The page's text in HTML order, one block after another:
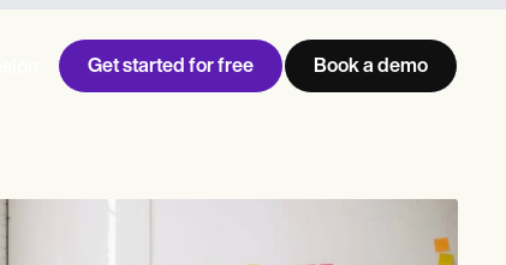
Get started for free Book a demo